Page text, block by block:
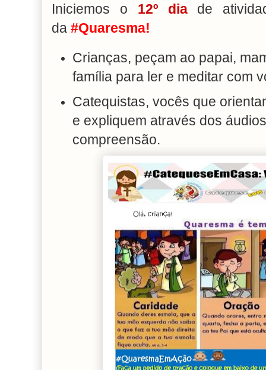
Iniciemos o 12º diade
da #Quaresma!
Crianças, peçam ao papai,
família para ler e meditar com
Catequistas, vocês que
e expliquem através dos
compreensão.